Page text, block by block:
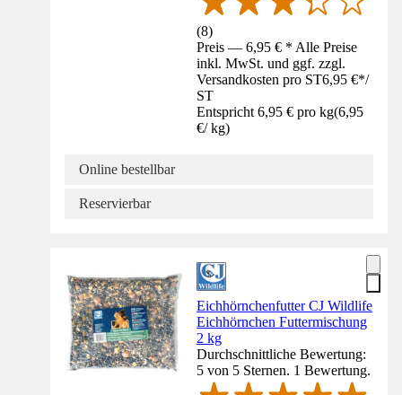
(8)
Preis — 6,95 € * Alle Preise
inkl. MwSt. und ggf. zzgl.
Versandkosten pro ST6,95 €*/
ST
Entspricht 6,95 € pro kg(6,95
€/ kg)
Online bestellbar
Reservierbar
Eichhörnchenfutter CJ Wildlife
Eichhörnchen Futtermischung
2 kg
Durchschnittliche Bewertung:
5 von 5 Sternen. 1 Bewertung.